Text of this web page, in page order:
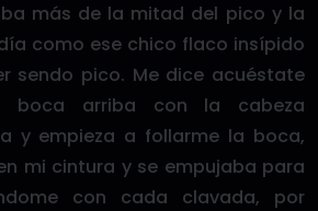
más de la mitad del pico y la
como ese chico flaco insípido
sendo pico. Me dice acuéstate
boca arriba con la cabeza
y empieza a follarme la boca,
mi cintura y se empujaba para
con cada clavada, por